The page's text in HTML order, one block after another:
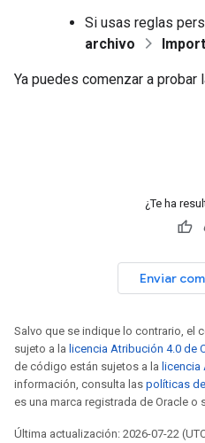
Si usas reglas
archivo
Ya puedes comenzar a probar
¿Te ha
Enviar
Salvo que se indique lo contrario, el
sujeto a la licencia Atribución 4.0 de
de código están sujetos a la licencia
información, consulta las políticas
es una marca registrada de Oracle o
Última actualización: 2026-07-22